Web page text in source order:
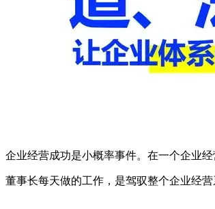
企业经营成功是小概率事件。在一个企业
董事长每天做的工作，是驾驭整个企业经